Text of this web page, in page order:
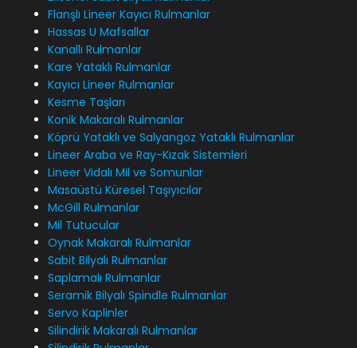
Flanşlı Lineer Kayıcı Rulmanlar
Hassas U Mafsallar
Kanallı Rulmanlar
Kare Yataklı Rulmanlar
Kayıcı Lineer Rulmanlar
Kesme Taşları
Konik Makaralı Rulmanlar
Köprü Yataklı ve Salyangoz Yataklı Rulmanlar
Lineer Araba ve Ray-Kızak Sistemleri
Lineer Vidalı Mil ve Somunlar
Masaüstü Küresel Taşıyıcılar
McGill Rulmanlar
Mil Tutucular
Oynak Makaralı Rulmanlar
Sabit Bilyalı Rulmanlar
Saplamalı Rulmanlar
Seramik Bilyalı Spindle Rulmanlar
Servo Kaplinler
Silindirik Makaralı Rulmanlar